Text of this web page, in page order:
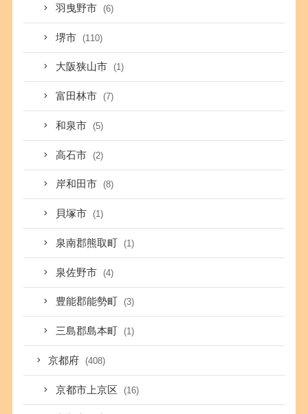
羽曳野市 (6)
堺市 (110)
大阪狭山市 (1)
富田林市 (7)
和泉市 (5)
高石市 (2)
岸和田市 (8)
貝塚市 (1)
泉南郡熊取町 (1)
泉佐野市 (4)
豊能郡能勢町 (3)
三島郡島本町 (1)
京都府 (408)
京都市上京区 (16)